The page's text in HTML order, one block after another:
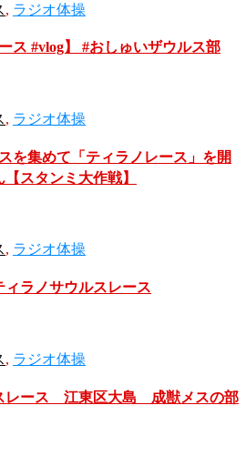
, ラジオ体操
ス #vlog】 #おしゅいザウルス部
, ラジオ体操
を集めて「ティラノレース」を開
スタンミ大作戦】
, ラジオ体操
ィラノサウルスレース
, ラジオ体操
レース 江東区大島 成獣メスの部